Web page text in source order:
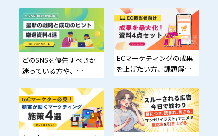
どのSNSを優先すべきか
迷っている方や、
している企業担当者へ
ECマーケティングの成果
を上げたい方、課題解消
ローチを探している方